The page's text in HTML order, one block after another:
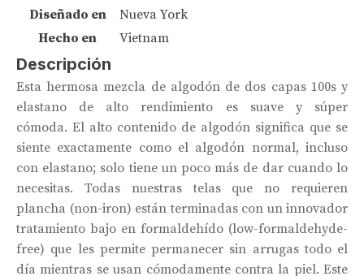
Diseñado en
Nueva York
Hecho en
Vietnam
Descripción
Esta hermosa mezcla de algodón de dos capas 100s y
elastano de alto rendimiento es suave y súper
cómoda. El alto contenido de algodón significa que se
siente exactamente como el algodón normal, incluso
con elastano; solo tiene un poco más de dar cuando lo
necesitas. Todas nuestras telas que no requieren
plancha (non-iron) están terminadas con un innovador
tratamiento bajo en formaldehído (low-formaldehyde-
free) que les permite permanecer sin arrugas todo el
día mientras se usan cómodamente contra la piel. Este